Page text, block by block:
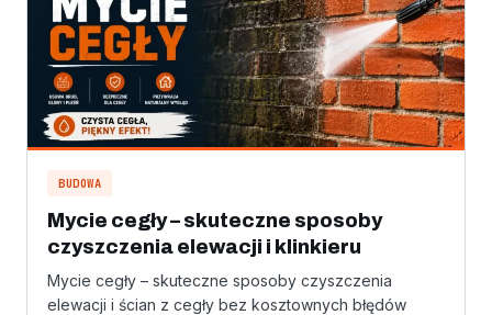
BUDOWA
Mycie cegły – skuteczne sposoby
czyszczenia elewacji i klinkieru
Mycie cegły – skuteczne sposoby czyszczenia
elewacji i ścian z cegły bez kosztownych błędów